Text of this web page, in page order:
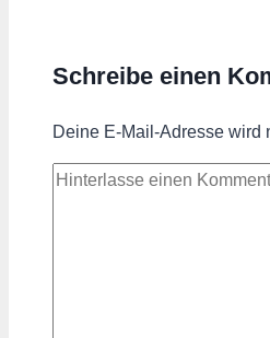
Schreibe einen
Deine E-Mail-Adresse wird